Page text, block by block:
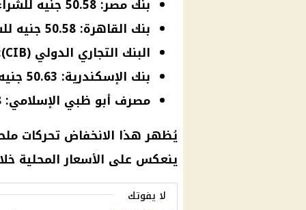
بنك مصر: 50.58 جنيه للشراء، و50.68 جنيه للبيع.
بنك القاهرة: 50.58 جنيه للشراء، و50.68 جنيه للبيع.
البنك التجاري الدولي (CIB): 50.58 جنيه للشراء، و50.68 جنيه للبيع.
بنك الإسكندرية: 50.63 جنيه للشراء، و50.73 جنيه للبيع.
مصرف أبو ظبي الإسلامي: 50.68 جنيه للشراء، و50.78 جنيه للبيع.
يُظهر هذا الانخفاض تحركات
ينعكس على الأسعار المحلية
لا يفوتك